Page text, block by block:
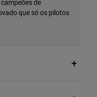
de
que só os pilotos